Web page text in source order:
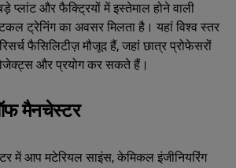
प्लांट और फैक्ट्रियों में इस्तेमाल होने वाली
ट्रेनिंग का अवसर मिलता है। यहां विश्व स्तर
फैसिलिटीज़ मौजूद हैं, जहां छात्र प्रोफेसरों
और प्रयोग कर सकते हैं।
मैनचेस्टर
में आप मटेरियल साइंस, केमिकल इंजीनियरिंग